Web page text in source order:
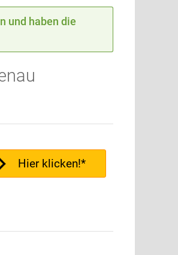
und haben die
Hier klicken!*